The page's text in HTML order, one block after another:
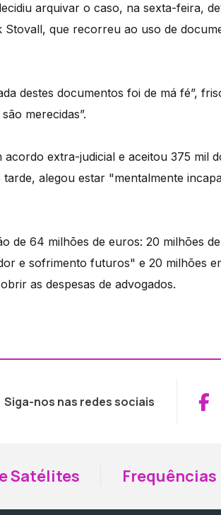
arquivar o caso, na sexta-feira,
Stovall, que recorreu ao uso de
destes documentos foi de má fé”,
merecidas”.
extra-judicial e aceitou 375 mil
alegou estar "mentalmente
de 64 milhões de euros: 20 milhões
e sofrimento futuros" e 20 milhões
as despesas de advogados.
Siga-nos nas redes sociais
Satélites Frequências